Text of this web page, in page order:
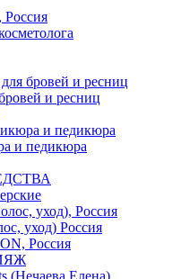
Россия
бровей и ресниц
и ресниц
и педикюра
и педикюра
уход), Россия
уход) Россия
Россия
(Нечаева Елена)